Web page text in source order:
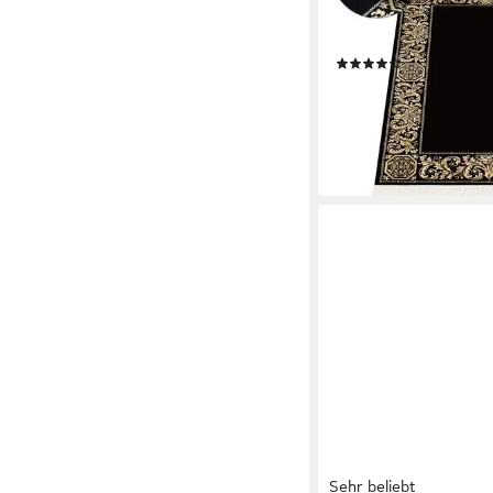
Teppichläufer Flur,
flauschig
(5)
ab 49,90 € UVP
lieferbar - in 5-6
Sehr beliebt